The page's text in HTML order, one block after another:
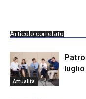
Articolo correlato
Attualità